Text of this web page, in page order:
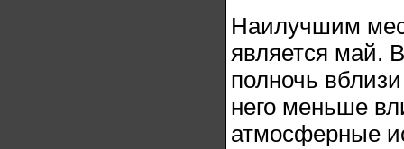
Наилучшим
является май.
полночь
него меньше
атмосферные